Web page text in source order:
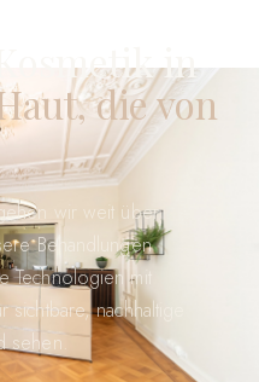
in
die von
wir weit über
Behandlungen
mit
nachhaltige
sehen.